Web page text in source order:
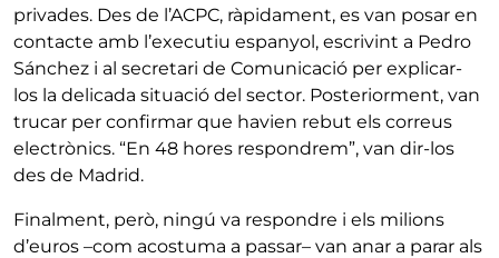
privades. Des de l’ACPC, ràpidament, es van posar en
contacte amb l’executiu espanyol, escrivint a Pedro
Sánchez i al secretari de Comunicació per explicar-
los la delicada situació del sector. Posteriorment, van
trucar per confirmar que havien rebut els correus
electrònics. “En 48 hores respondrem”, van dir-los
des de Madrid.
Finalment, però, ningú va respondre i els milions
d’euros –com acostuma a passar– van anar a parar als